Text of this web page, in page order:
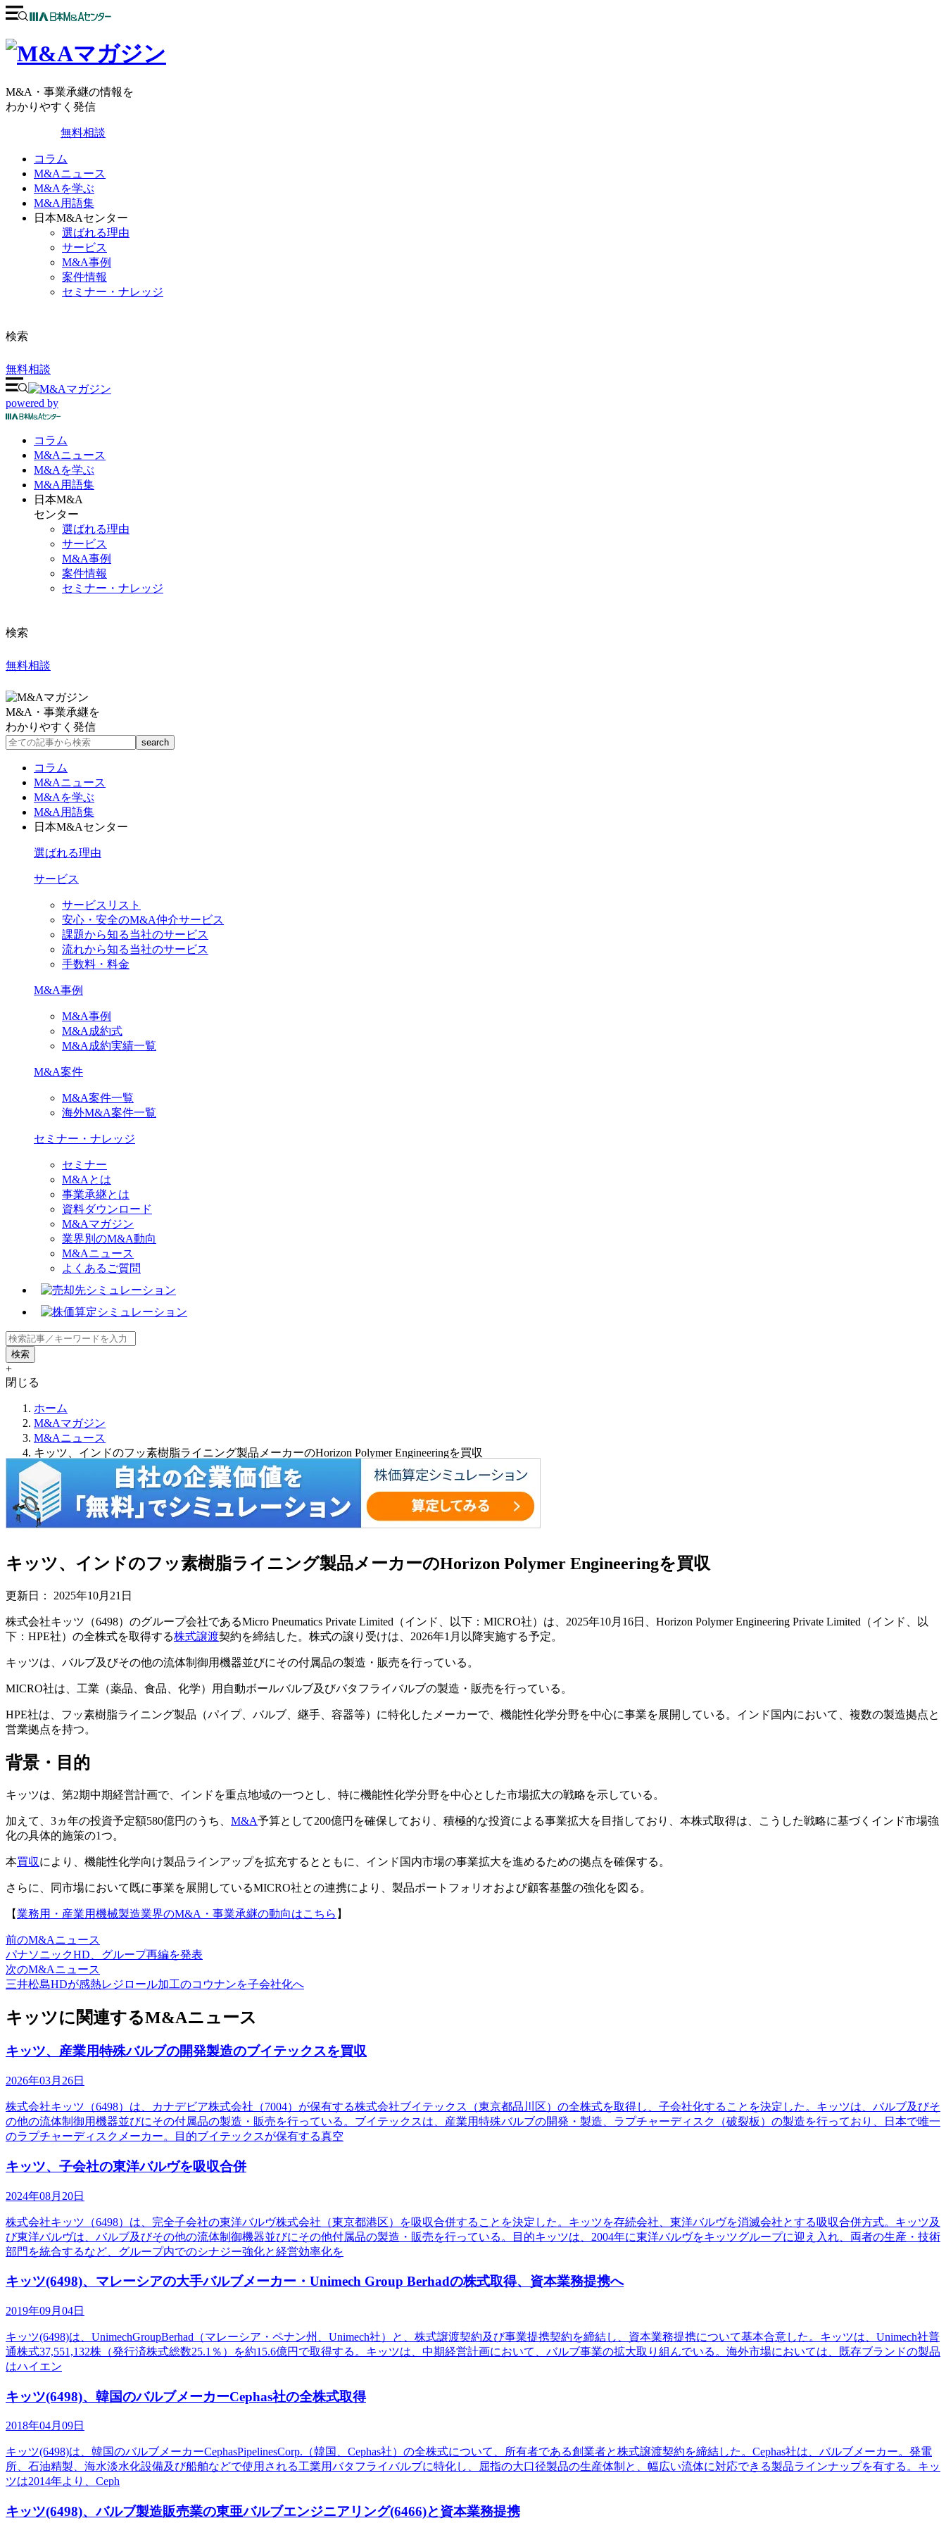
M&A・事業承継の情報を
わかりやすく発信
無料相談
コラム
M&Aニュース
M&Aを学ぶ
M&A用語集
日本M&Aセンター
選ばれる理由
サービス
M&A事例
案件情報
セミナー・ナレッジ
検索
無料相談
powered by
コラム
M&Aニュース
M&Aを学ぶ
M&A 用語集
日本M&A
センター
選ばれる理由
サービス
M&A事例
案件情報
セミナー・ナレッジ
検索
無料相談
M&A・事業承継を
わかりやすく発信
コラム
M&Aニュース
M&Aを学ぶ
M&A用語集
日本M&Aセンター
選ばれる理由
サービス
サービスリスト
安心・安全のM&A仲介サービス
課題から知る当社のサービス
流れから知る当社のサービス
手数料・料金
M&A事例
M&A事例
M&A成約式
M&A成約実績一覧
M&A案件
M&A案件一覧
海外M&A案件一覧
セミナー・ナレッジ
セミナー
M&Aとは
事業承継とは
資料ダウンロード
M&Aマガジン
業界別のM&A動向
M&Aニュース
よくあるご質問
+
閉じる
ホーム
M&Aマガジン
M&Aニュース
キッツ、インドのフッ素樹脂ライニング製品メーカーのHorizon Polymer Engineeringを買収
キッツ、インドのフッ素樹脂ライニング製品メーカーのHorizon Polymer Engineeringを買収
更新日： 2025年10月21日
株式会社キッツ（6498）のグループ会社であるMicro Pneumatics Private Limited（インド、以下：MICRO社）は、2025年10月16日、Horizon Polymer Engineering Private Limited（インド、以
下：HPE社）の全株式を取得する株式譲渡契約を締結した。株式の譲り受けは、2026年1月以降実施する予定。
キッツは、バルブ及びその他の流体制御用機器並びにその付属品の製造・販売を行っている。
MICRO社は、工業（薬品、食品、化学）用自動ボールバルブ及びバタフライバルブの製造・販売を行っている。
HPE社は、フッ素樹脂ライニング製品（パイプ、バルブ、継手、容器等）に特化したメーカーで、機能性化学分野を中心に事業を展開している。インド国内において、複数の製造拠点と
営業拠点を持つ。
背景・目的
キッツは、第2期中期経営計画で、インドを重点地域の一つとし、特に機能性化学分野を中心とした市場拡大の戦略を示している。
加えて、3ヵ年の投資予定額580億円のうち、 M&A予算として200億円を確保しており、積極的な投資による事業拡大を目指しており、本株式取得は、こうした戦略に基づくインド市場強
化の具体的施策の1つ。
本買収により、機能性化学向け製品ラインアップを拡充するとともに、インド国内市場の事業拡大を進めるための拠点を確保する。
さらに、同市場において既に事業を展開しているMICRO社との連携により、製品ポートフォリオおよび顧客基盤の強化を図る。
【業務用・産業用機械製造業界のM&A・事業承継の動向はこちら 】
前のM&Aニュース
パナソニックHD、グループ再編を発表
次のM&Aニュース
三井松島HDが感熱レジロール加工のコウナンを子会社化へ
キッツに関連するM&Aニュース
キッツ、産業用特殊バルブの開発製造のブイテックスを買収
2026年03月26日
株式会社キッツ（6498）は、カナデビア株式会社（7004）が保有する株式会社ブイテックス（東京都品川区）の全株式を取得し、子会社化することを決定した。キッツは、バルブ及びそ
の他の流体制御用機器並びにその付属品の製造・販売を行っている。ブイテックスは、産業用特殊バルブの開発・製造、ラプチャーディスク（破裂板）の製造を行っており、日本で唯一
のラプチャーディスクメーカー。目的ブイテックスが保有する真空
キッツ、子会社の東洋バルヴを吸収合併
2024年08月20日
株式会社キッツ（6498）は、完全子会社の東洋バルヴ株式会社（東京都港区）を吸収合併することを決定した。キッツを存続会社、東洋バルヴを消滅会社とする吸収合併方式。キッツ及
び東洋バルヴは、バルブ及びその他の流体制御機器並びにその他付属品の製造・販売を行っている。目的キッツは、2004年に東洋バルヴをキッツグループに迎え入れ、両者の生産・技術
部門を統合するなど、グループ内でのシナジー強化と経営効率化を
キッツ(6498)、マレーシアの大手バルブメーカー・Unimech Group Berhadの株式取得、資本業務提携へ
2019年09月04日
キッツ(6498)は、UnimechGroupBerhad（マレーシア・ペナン州、Unimech社）と、株式譲渡契約及び事業提携契約を締結し、資本業務提携について基本合意した。キッツは、Unimech社普
通株式37,551,132株（発行済株式総数25.1％）を約15.6億円で取得する。キッツは、中期経営計画において、バルブ事業の拡大取り組んでいる。海外市場においては、既存ブランドの製品
はハイエン
キッツ(6498)、韓国のバルブメーカーCephas社の全株式取得
2018年04月09日
キッツ(6498)は、韓国のバルブメーカーCephasPipelinesCorp.（韓国、Cephas社）の全株式について、所有者である創業者と株式譲渡契約を締結した。Cephas社は、バルブメーカー。発電
所、石油精製、海水淡水化設備及び船舶などで使用される工業用バタフライバルブに特化し、屈指の大口径製品の生産体制と、幅広い流体に対応できる製品ラインナップを有する。キッ
ツは2014年より、Ceph
キッツ(6498)、バルブ製造販売業の東亜バルブエンジニアリング(6466)と資本業務提携